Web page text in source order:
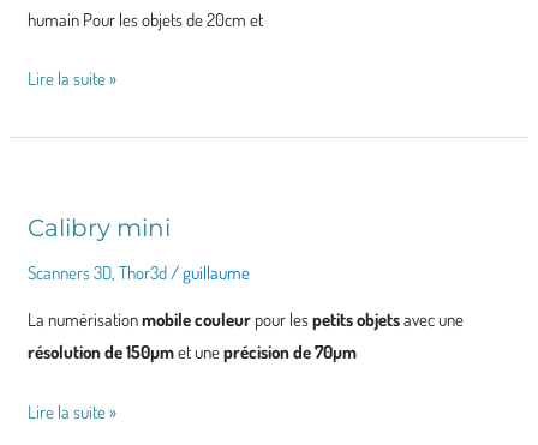
humain Pour les objets de 20cm et
Lire la suite »
Calibry mini
Scanners 3D,Thor3d/guillaume
La numérisationmobile couleur pour lespetits objetsavec une
résolution de 150µmet uneprécision de 70µm
Calibry
Lire la suite »